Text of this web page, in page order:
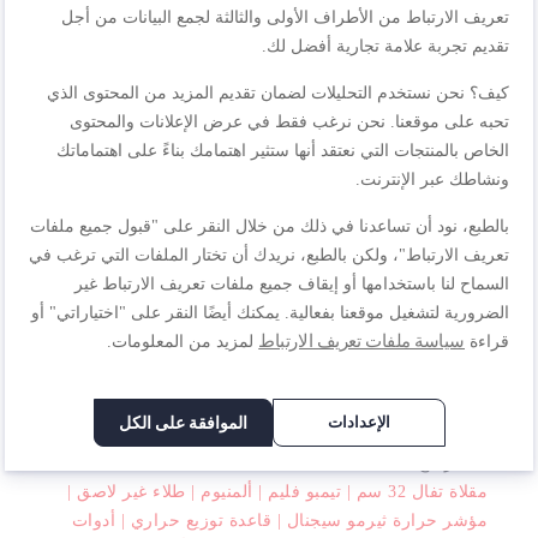
المراجعات
اكتب مراجعتك الخاصة
مقلاة تفال 32 سم | تيمبو فليم | ألمنيوم | طلاء غير لاصق |
مؤشر حرارة ثيرمو سيجنال | قاعدة توزيع حراري | أدوات
مصممة للارتقاء بمهاراتك في الطهي إلى مستوى أفضل. مصمم
لتلبية جميع احتياجات الطبخ اليومية ، اكتشف أواني الطهي بطبقة
والطهي المريح.
مواصفات المنتجات
تعريف الارتباط من الأطراف الأولى والثالثة لجمع البيانات من أجل
تقديم تجربة علامة تجارية أفضل لك.
كيف؟ نحن نستخدم التحليلات لضمان تقديم المزيد من المحتوى الذي
تحبه على موقعنا. نحن نرغب فقط في عرض الإعلانات والمحتوى
الخاص بالمنتجات التي نعتقد أنها ستثير اهتمامك بناءً على اهتماماتك
ونشاطك عبر الإنترنت.
بالطبع، نود أن تساعدنا في ذلك من خلال النقر على "قبول جميع ملفات
تعريف الارتباط"، ولكن بالطبع، نريدك أن تختار الملفات التي ترغب في
السماح لنا باستخدامها أو إيقاف جميع ملفات تعريف الارتباط غير
الضرورية لتشغيل موقعنا بفعالية. يمكنك أيضًا النقر على "اختياراتي" أو
قراءة سياسة ملفات تعريف الارتباط لمزيد من المعلومات.
الإعدادات الموافقة على الكل